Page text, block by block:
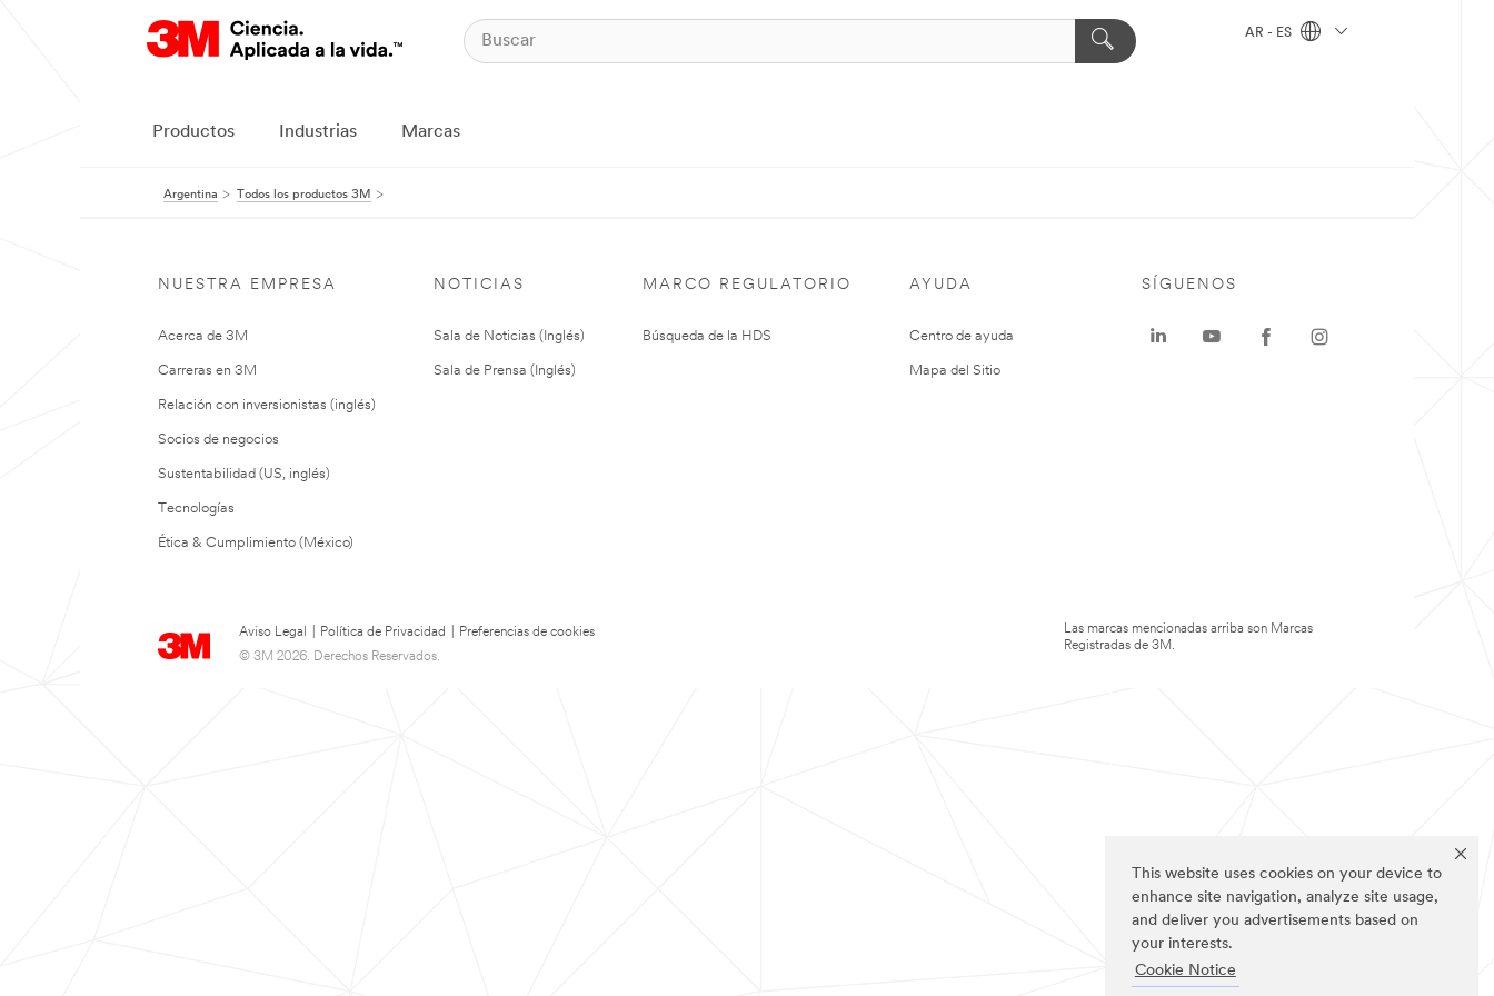
This website uses cookies on your device to
enhance site navigation, analyze site usage,
and deliver you advertisements based on
your interests.
Cookie Notice
AR - ES
Productos Industrias Marcas
Argentina Todos los productos 3M
NUESTRA EMPRESA
Acerca de 3M
Carreras en 3M
Relación con inversionistas (inglés)
Socios de negocios
Sustentabilidad (US, inglés)
Tecnologías
Ética & Cumplimiento (México)
NOTICIAS
Sala de Noticias (Inglés)
Sala de Prensa (Inglés)
MARCO REGULATORIO
Búsqueda de la HDS
AYUDA
Centro de ayuda
Mapa del Sitio
Aviso Legal Política de Privacidad
Preferencias de cookies
© 3M 2026. Derechos Reservados.
SÍGUENOS
Las marcas mencionadas arriba son Marcas
Registradas de 3M.